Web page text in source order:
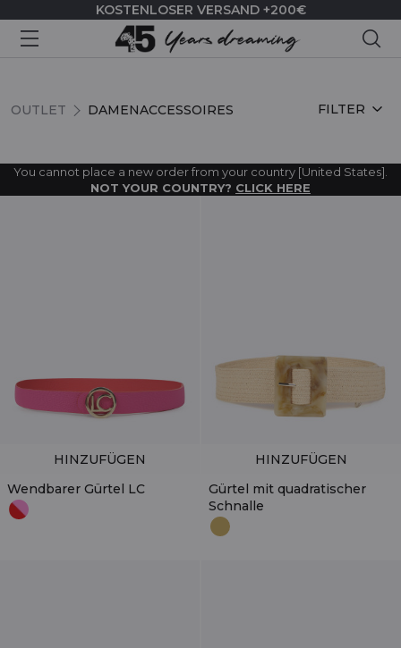
KOSTENLOSER VERSAND +200€
OUTLET DAMENACCESSOIRES
DAMENACCESSOIRES FILTER
You cannot place a new order from your country [United States].
NOT YOUR COUNTRY? CLICK HERE
Wendbarer Gürtel LC
HINZUFÜGEN
Gürtel mit quadratischer
Schnalle
HINZUFÜGEN